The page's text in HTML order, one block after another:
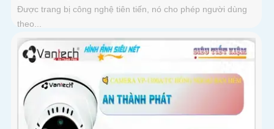
Được trang bị công nghệ tiên tiến, nó cho phép người dùng
theo...